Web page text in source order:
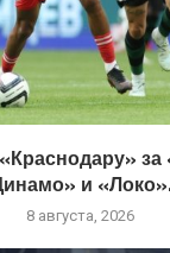
за
и
8 августа, 2026